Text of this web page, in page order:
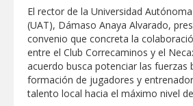
GOBIERNO
SERVICIOS Y
“PRESIDENCIA
Impulsa STPS
jóvenes en tres
El rector de la Universidad
(UAT), Dámaso Anaya Alvarado,
convenio que concreta la
entre el Club Correcaminos y el
acuerdo busca potenciar las fuerzas
formación de jugadores y
talento local hacia el máximo nivel